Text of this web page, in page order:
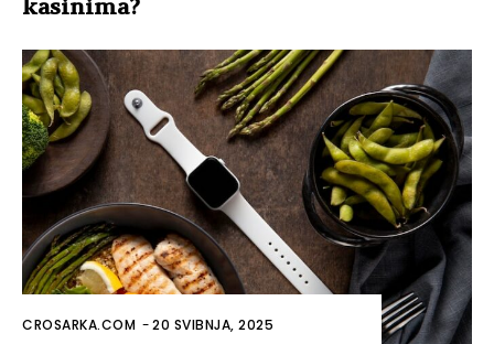
kasinima?
CROSARKA.COM -20 SVIBNJA, 2025